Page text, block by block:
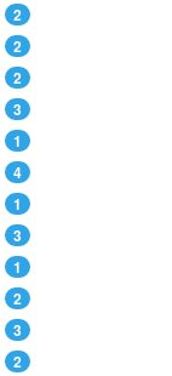
2
2
2
3
1
4
1
3
1
2
3
2